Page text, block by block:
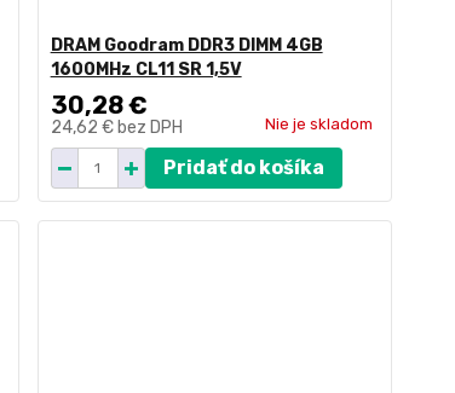
DRAM Goodram DDR3 DIMM 4GB
1600MHz CL11 SR 1,5V
30,28 €
24,62 € bez DPH Nie je skladom
Pridať do košíka